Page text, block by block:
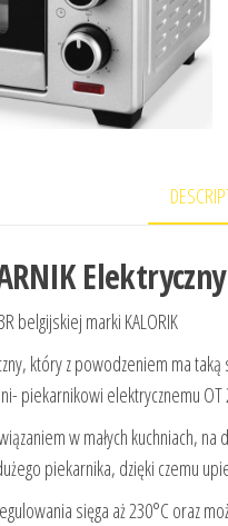
belgijskiej marki KALORIK
który z powodzeniem ma
piekarnikowi elektrycznemu OT
w małych kuchniach,
piekarnika, dzięki czemu
sięga aż 230°C oraz